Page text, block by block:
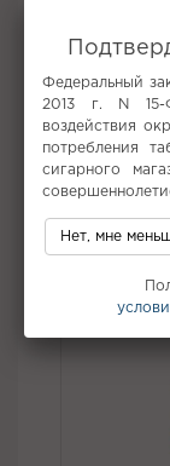
Выходные,
освежающий
летнее комбо!
Микс лайма и
Вкус:
Не
Федеральный
2013 г. N 15-
воздействия
потребления
сигарного
Нет, мне